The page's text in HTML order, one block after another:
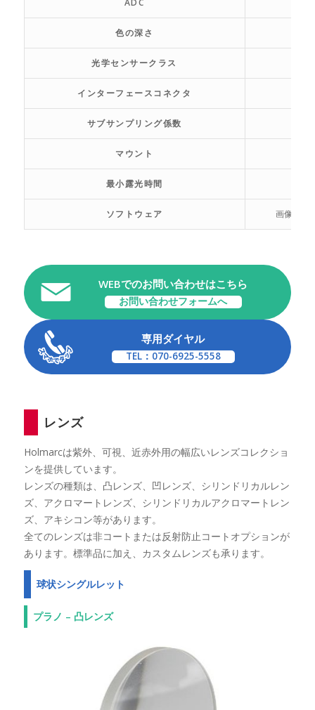
ADC
色の深さ
光学センサークラス
インターフェースコネクタ
サブサンプリング係数
マウント
最小露光時間
ソフトウェア 画像キャ
WEBでのお問い合わせはこちら
お問い合わせフォームへ
専用ダイヤル
TEL：070-6925-5558
レンズ
Holmarcは紫外、可視、近赤外用の幅広いレンズコレクショ
ンを提供しています。
レンズの種類は、凸レンズ、凹レンズ、シリンドリカルレン
ズ、アクロマートレンズ、シリンドリカルアクロマートレン
ズ、アキシコン等があります。
全てのレンズは非コートまたは反射防止コートオプションが
あります。標準品に加え、カスタムレンズも承ります。
球状シングルレット
プラノ – 凸レンズ